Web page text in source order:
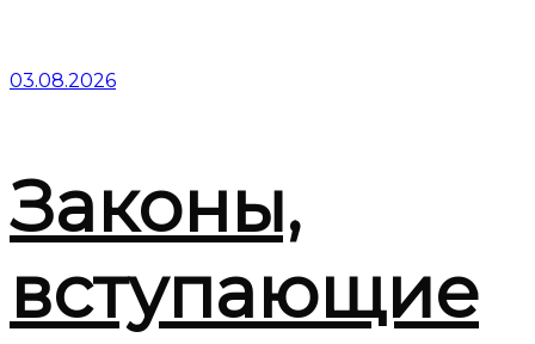
03.08.2026
Законы,
вступающие